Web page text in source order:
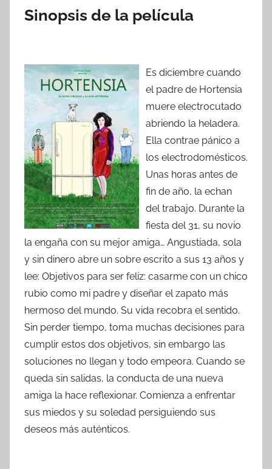
r
Sinopsis de la película
Es diciembre cuando
el padre de Hortensia
muere electrocutado
abriendo la heladera.
Ella contrae pánico a
los electrodomésticos.
Unas horas antes de
fin de año, la echan
del trabajo. Durante la
fiesta del 31, su novio
la engaña con su mejor amiga… Angustiada, sola
y sin dinero abre un sobre escrito a sus 13 años y
lee: Objetivos para ser feliz: casarme con un chico
rubio como mi padre y diseñar el zapato más
hermoso del mundo. Su vida recobra el sentido.
Sin perder tiempo, toma muchas decisiones para
cumplir estos dos objetivos, sin embargo las
soluciones no llegan y todo empeora. Cuando se
queda sin salidas, la conducta de una nueva
amiga la hace reflexionar. Comienza a enfrentar
sus miedos y su soledad persiguiendo sus
deseos más auténticos.